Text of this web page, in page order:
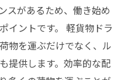
未来を探索し、安定し
スがあるため、働き始め
イントです。 軽貨物ドラ
物を運ぶだけでなく、ル
提供します。効率的な配